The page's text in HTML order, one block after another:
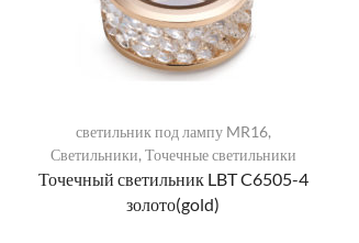
светильник под лампу MR16,
Светильники, Точечные светильники
Точечный светильник LBT C6505-4
золото(gold)